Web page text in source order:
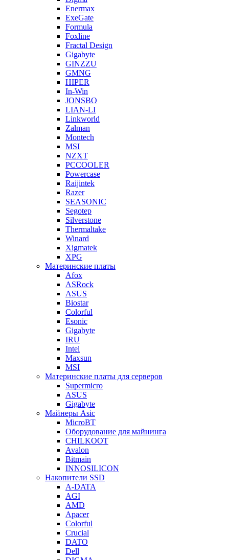
Enermax
ExeGate
Formula
Foxline
Fractal Design
Gigabyte
GINZZU
GMNG
HIPER
In-Win
JONSBO
LIAN-LI
Linkworld
Zalman
Montech
MSI
NZXT
PCCOOLER
Powercase
Raijintek
Razer
SEASONIC
Segotep
Silverstone
Thermaltake
Winard
Xigmatek
XPG
Материнские платы
Afox
ASRock
ASUS
Biostar
Colorful
Esonic
Gigabyte
IRU
Intel
Maxsun
MSI
Материнские платы для серверов
Supermicro
ASUS
Gigabyte
Майнеры Asic
MicroBT
Оборудование для майнинга
CHILKOOT
Avalon
Bitmain
INNOSILICON
Накопители SSD
A-DATA
AGI
AMD
Apacer
Colorful
Crucial
DATO
Dell